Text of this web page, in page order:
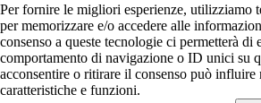
Per fornire le migliori esperienze, utilizziamo
per memorizzare e/o accedere alle
consenso a queste tecnologie ci permetterà di
comportamento di navigazione o ID unici su
acconsentire o ritirare il consenso può influire
caratteristiche e funzioni.